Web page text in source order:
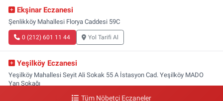
Ekşinar Eczanesi
Şenlikköy Mahallesi Florya Caddesi 59C
0 (212) 601 11 44 Yol Tarifi Al
Yeşilköy Eczanesi
Yeşilköy Mahallesi Seyit Ali Sokak 55 A İstasyon Cad. Yeşilköy MADO
Yan Sokağı
Yol Tarifi Al
Tüm Nöbetçi Eczaneler